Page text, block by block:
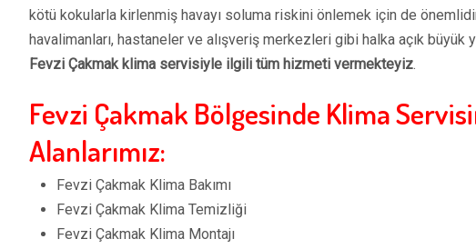
kötü kokularla kirlenmiş havayı soluma riskini önlemek için de
havalimanları, hastaneler ve alışveriş merkezleri gibi halka açık büyük
Fevzi Çakmak klima servisiyle ilgili tüm hizmeti vermekteyiz.
Fevzi Çakmak Bölgesinde Klima
Alanlarımız:
Fevzi Çakmak Klima Bakımı
Fevzi Çakmak Klima Temizliği
Fevzi Çakmak Klima Montajı